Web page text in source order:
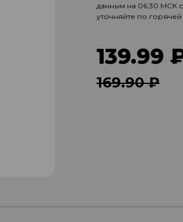
данным на 06:30 МСК
уточняйте по
139.99
169.90 ₽